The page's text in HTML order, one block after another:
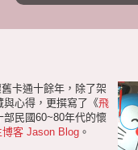
卡通十餘年，除了架
與心得，更撰寫了《飛
部民國60~80年代的懷
博客 Jason Blog 。